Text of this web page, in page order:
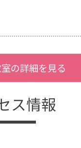
の詳細を見る
ス情報